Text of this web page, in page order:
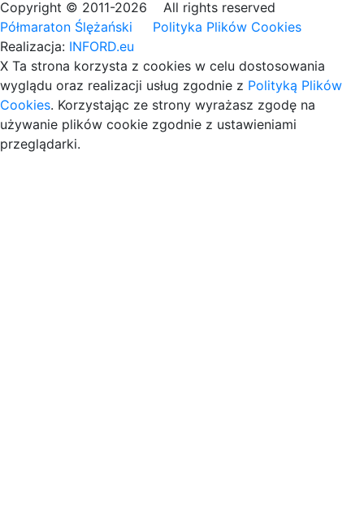
Copyright © 2011-2026 All rights reserved
Półmaraton Ślężański
Polityka Plików Cookies
Realizacja: INFORD.eu
X Ta strona korzysta z cookies w celu dostosowania
wyglądu oraz realizacji usług zgodnie z Polityką Plików
Cookies. Korzystając ze strony wyrażasz zgodę na
używanie plików cookie zgodnie z ustawieniami
przeglądarki.